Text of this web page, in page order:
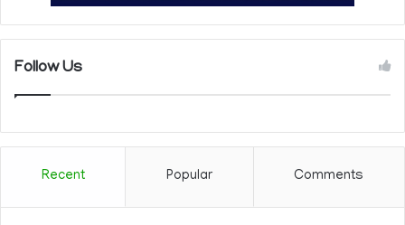
Follow Us
Recent Popular Comments